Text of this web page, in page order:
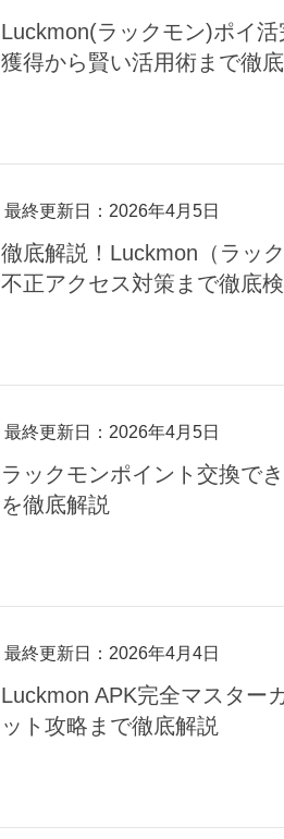
Luckmon(ラックモン)ポイ
獲得から賢い活用術まで徹
最終更新日：2026年4月5日
徹底解説！Luckmon（ラッ
不正アクセス対策まで徹底
最終更新日：2026年4月5日
ラックモンポイント交換で
を徹底解説
最終更新日：2026年4月4日
Luckmon APK完全マスター
ット攻略まで徹底解説